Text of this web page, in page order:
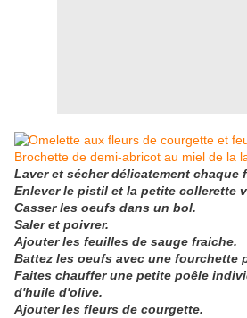
Laver et sécher délicatement chaque
Enlever le pistil et la petite collerette
Casser les oeufs dans un bol.
Saler et poivrer.
Ajouter les feuilles de sauge fraiche.
Battez les oeufs avec une fourchette
Faites chauffer une petite poêle
d'huile d'olive.
Ajouter les fleurs de courgette.